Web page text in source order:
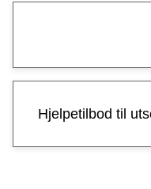
e
Hjelpetilbod til